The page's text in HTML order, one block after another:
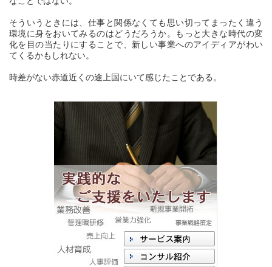
そういうときには、仕事と関係なくても思い切ってまったく違う
環境に身をおいてみるのはどうだろうか。もっと大きな時代の変
化を目の当たりにすることで、新しい事業へのアイディアがわい
てくるかもしれない。
時差がない赤道近くの途上国にいて感じたことである。